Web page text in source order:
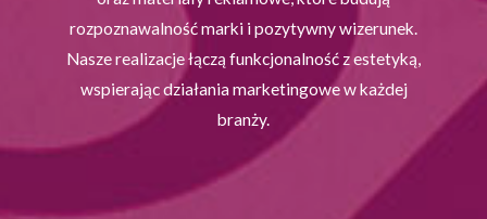
rozpoznawalność marki i pozytywny wizerunek.
Nasze realizacje łączą funkcjonalność z estetyką,
wspierając działania marketingowe w każdej
branży.